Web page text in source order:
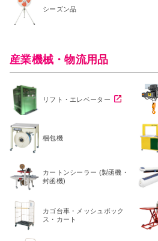
シーズン品
産業機械・物流用品
リフト・エレベーター
梱包機
カートンシーラー (製函機・
封函機)
カゴ台車・メッシュボック
ス・カート